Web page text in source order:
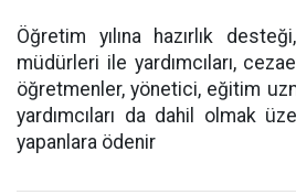
Öğretim yılına hazırlık
müdürleri ile yardımcıları,
öğretmenler, yönetici, eğitim
yardımcıları da dahil olmak
yapanlara ödenir